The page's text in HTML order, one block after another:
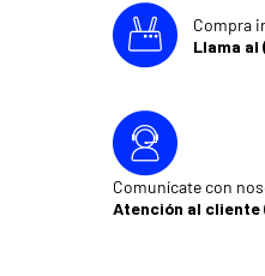
Compra
Llama
Comunícate con
Atención al cliente